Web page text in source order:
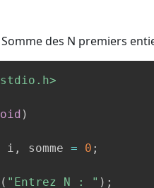
des N premiers
)
i , somme = 0 ;
( "Entrez N : " ) ;